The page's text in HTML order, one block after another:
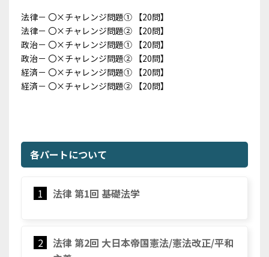
法律－ 〇×チャレンジ問題➀ 【20問】
法律－ 〇×チャレンジ問題② 【20問】
政治－ 〇×チャレンジ問題➀ 【20問】
政治－ 〇×チャレンジ問題② 【20問】
経済－ 〇×チャレンジ問題➀ 【20問】
経済－ 〇×チャレンジ問題② 【20問】
各パートについて
1 法律 第1回 基礎法学
2
法律 第2回 大日本帝国憲法/憲法改正/平和